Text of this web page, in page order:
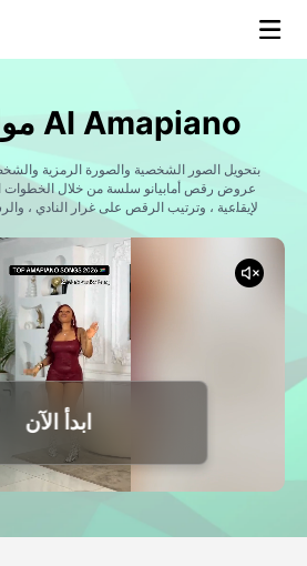
صور
شاهد جميع
مولد الرقص AI Amapiano
عروض رقص أمابيانو سلسة من خلال
الإيقاعية ، وترتيب الرقص على غرار النادي ،
وثقافة الرقص الاجتماعي ورؤية الحياة الليلية
المبدعين.
ابدأ الآن